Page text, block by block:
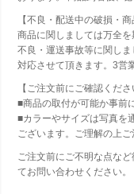
【不良・配送中の破損・
商品に関しましては万全
不良・運送事故等に関し
対応させて頂きます。3営
【ご注文前にご確認くださ
■商品の取付が可能か事前
■カラーやサイズは写真を
ございます。ご理解の上ご
ご注文前にご不明な点な
てお問い合わせください。